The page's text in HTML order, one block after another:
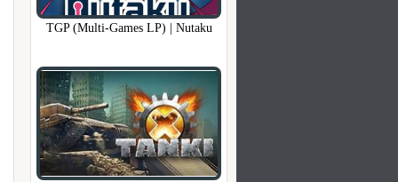
TGP (Multi-Games LP) | Nutaku